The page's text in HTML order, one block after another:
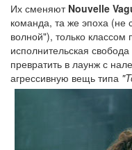
Их сменяют Nouvelle
команда, та же эпоха (не
волной"), только
исполнительская
превратить в лаунж с
агрессивную вещь типа